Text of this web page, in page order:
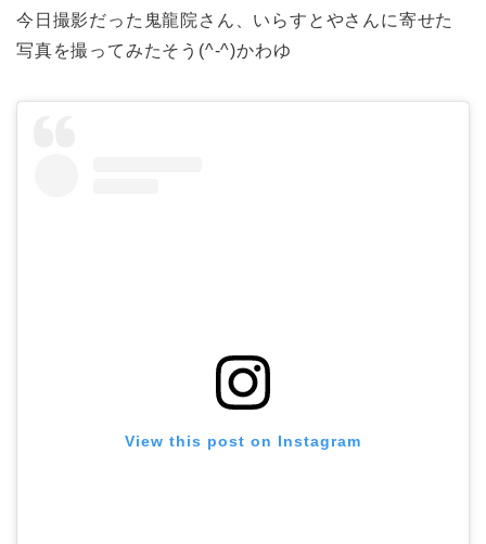
今日撮影だった鬼龍院さん、いらすとやさんに寄せた
写真を撮ってみたそう(^-^)かわゆ
View this post on Instagram